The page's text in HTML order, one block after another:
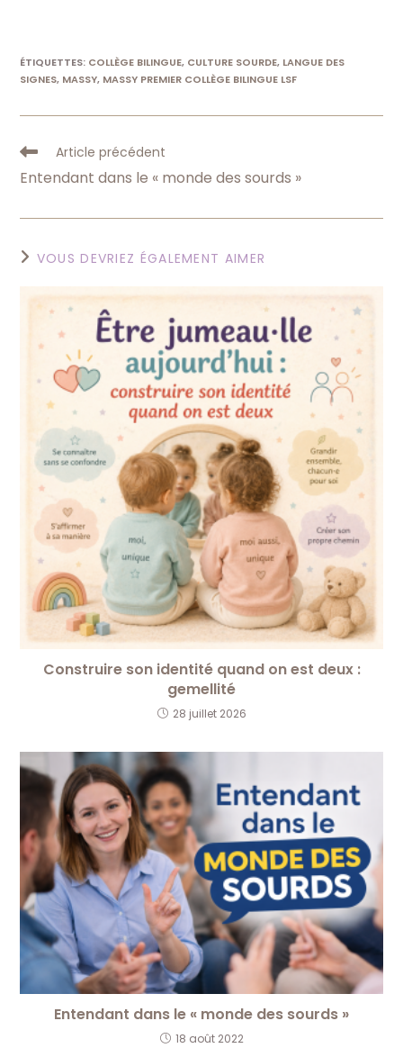
ÉTIQUETTES: COLLÈGE BILINGUE, CULTURE SOURDE, LANGUE DES
SIGNES, MASSY, MASSY PREMIER COLLÈGE BILINGUE LSF
Read
articles
Article précédent
Entendant dans le « monde des sourds »
VOUS DEVRIEZ ÉGALEMENT AIMER
Construire son identité quand on est deux :
gemellité
28 juillet 2026
Entendant dans le « monde des sourds »
18 août 2022